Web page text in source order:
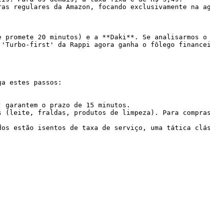
regulares da Amazon, focando exclusivamente na
promete 20 minutos) e a **Daki**. Se
'Turbo-first' da Rappi agora ganha o fôlego
estes passos:
o prazo de 15 minutos.
fraldas, produtos de limpeza). Para
estão isentos de taxa de serviço, uma tática